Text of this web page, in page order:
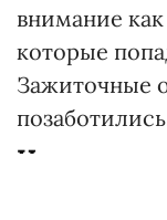
внимание
которые
Зажиточные
Не